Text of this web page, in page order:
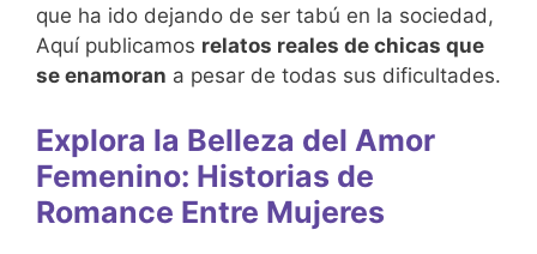
que ha ido dejando de ser tabú en la sociedad,
Aquí publicamos relatos reales de chicas que
se enamoran a pesar de todas sus dificultades.
Explora la Belleza del Amor
Femenino: Historias de
Romance Entre Mujeres